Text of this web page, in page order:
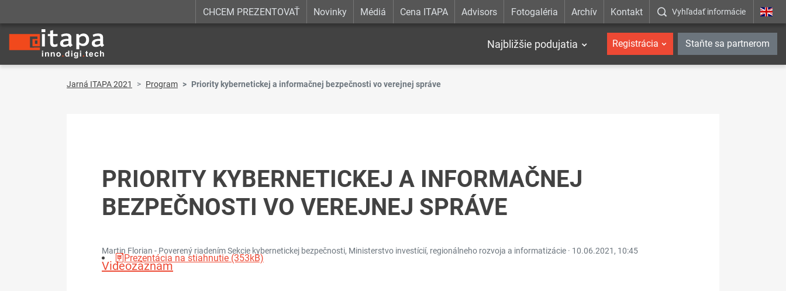
CHCEM PREZENTOVAŤ Novinky Médiá Cena ITAPA Advisors Fotogaléria Archív Kontakt Vyhľadať informácie
Najbližšie podujatia Registrácia Staňte sa partnerom
Jarná ITAPA 2021 Program Priority kybernetickej a informačnej bezpečnosti vo verejnej správe
PRIORITY KYBERNETICKEJ A INFORMAČNEJ
BEZPEČNOSTI VO VEREJNEJ SPRÁVE
Martin Florian - Poverený riadením Sekcie kybernetickej bezpečnosti, Ministerstvo investícií, regionálneho rozvoja a informatizácie · 10.06.2021, 10:45
Videozáznam
Prezentácia na stiahnutie (353kB)